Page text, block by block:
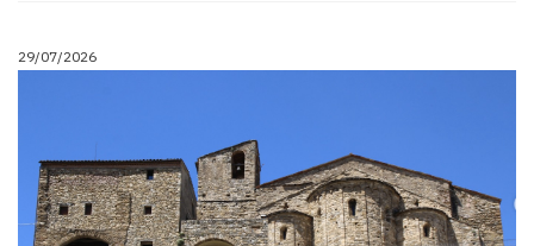
Pallars
més
llegit...
Editorial
29/07/2026